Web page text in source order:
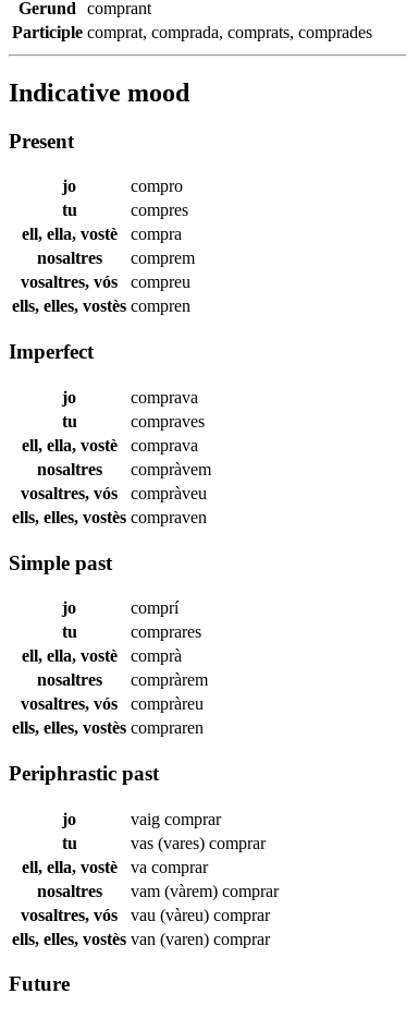
Gerund
comprant
Participle comprat, comprada, comprats, comprades
Indicative mood
Present
jo
compro
tu
compres
ell, ella, vostè
compra
nosaltres
comprem
vosaltres, vós
compreu
ells, elles, vostès compren
Imperfect
jo
comprava
tu
compraves
ell, ella, vostè
comprava
nosaltres
compràvem
vosaltres, vós
compràveu
ells, elles, vostès compraven
Simple past
jo
comprí
tu
comprares
ell, ella, vostè
comprà
nosaltres
compràrem
vosaltres, vós
compràreu
ells, elles, vostès compraren
Periphrastic past
jo vaig comprar
tu
vas (vares) comprar
ell, ella, vostè
va comprar
nosaltres
vam (vàrem) comprar
vosaltres, vós
vau (vàreu) comprar
ells, elles, vostès van (varen) comprar
Future